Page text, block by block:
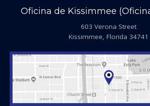
Oficina de Kissimmee
603 Verona Street
Kissimmee, Florida 34741